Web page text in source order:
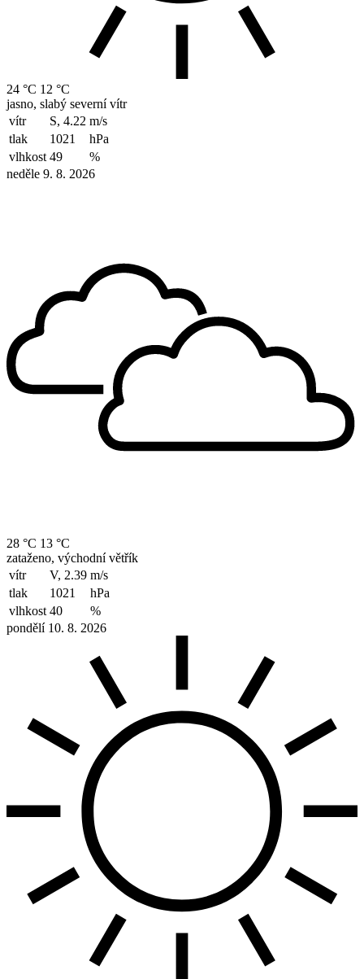
24 °C 12 °C
jasno, slabý severní vítr
vítr
S, 4.22 m/s
tlak
1021
hPa
vlhkost 49
%
neděle 9. 8. 2026
28 °C 13 °C
zataženo, východní větřík
vítr
V, 2.39 m/s
tlak
1021
hPa
vlhkost 40
%
pondělí 10. 8. 2026